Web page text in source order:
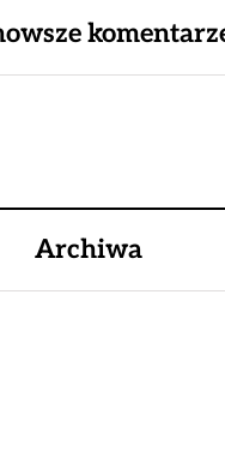
Archiwa